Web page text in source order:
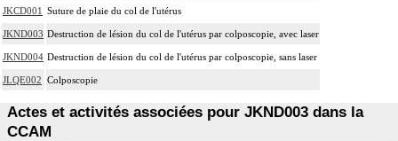
JKCD001 Suture de plaie du col de l'utérus
JKND003 Destruction de lésion du col de l'utérus par colposcopie, avec laser
JKND004 Destruction de lésion du col de l'utérus par colposcopie, sans laser
JLQE002 Colposcopie
Actes et activités associées pour JKND003 dans la
CCAM